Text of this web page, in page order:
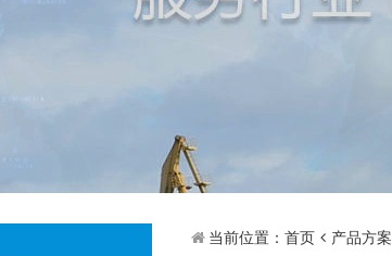
当前位置： 首页 产品方案